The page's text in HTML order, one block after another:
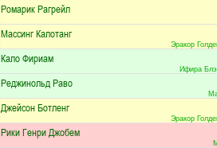
Ромарик Рагрейл
Массинг Калотанг
Эракор
Кало Фириам
Ифира
Реджинольд Раво
Джейсон Ботленг
Эракор
Рики Генри Джобем